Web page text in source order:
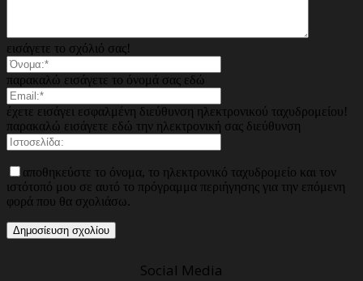
εισάγετε το σχόλιό σας!
παρακαλώ εισάγετε το όνομά σας εδώ
έχετε εισάγει εσφαλμένη διεύθυνση ηλεκτρονικού ταχυδρομείου!
παρακαλώ εισάγετε εδώ την ηλεκτρονική σας διεύθυνση
αποθηκεύστε το όνομα, το ηλεκτρονικό ταχυδρομείο και τον
ιστότοπό μου σε αυτό το πρόγραμμα περιήγησης για την επόμενη
φορά που θα σχολιάσω.
Social Media